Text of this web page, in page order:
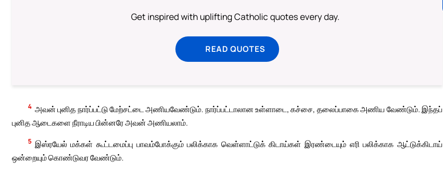
Get inspired with uplifting Catholic quotes every day.
READ QUOTES
4 அவன் புனித நார்ப்பட்டு மேற்சட்டை அணியவேண்டும். நார்ப்பட்டாலான உள்ளாடை, கச்சை, தலைப்பாகை அணிய வேண்டும். இந்தப்
புனித ஆடைகளை நீராடிய பின்னரே அவன் அணியலாம்.
5 இஸ்ரயேல் மக்கள் கூட்டமைப்பு பாவம்போக்கும் பலிக்காக வெள்ளாட்டுக் கிடாய்கள் இரண்டையும் எரி பலிக்காக ஆட்டுக்கிடாய்
ஒன்றையும் கொண்டுவர வேண்டும்.